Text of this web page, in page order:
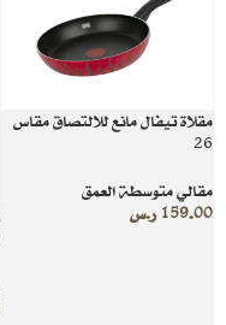
مقلاة تيفال مانع للالتصاق مقاس
26
مقالي متوسطة العمق
159.00 ر.س